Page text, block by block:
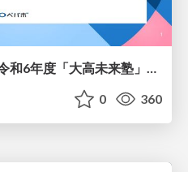
大高生へのメッセージ（令和6年度「大高未来塾」） / Messages to Current Students
0 360